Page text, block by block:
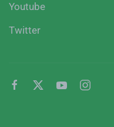
Youtube
Twitter